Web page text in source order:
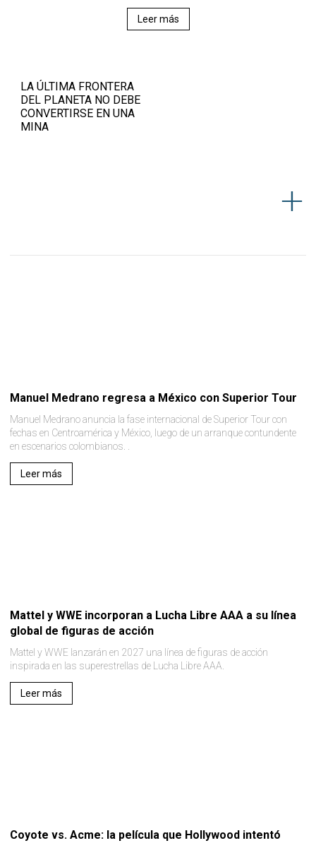
Leer más
LA ÚLTIMA FRONTERA
DEL PLANETA NO DEBE
CONVERTIRSE EN UNA
MINA
Manuel Medrano regresa a México con Superior Tour
Manuel Medrano anuncia la fase internacional de Superior Tour con
fechas en Centroamérica y México, luego de un arranque contundente
en escenarios colombianos. .
Leer más
Mattel y WWE incorporan a Lucha Libre AAA a su línea
global de figuras de acción
Mattel y WWE lanzarán en 2027 una línea de figuras de acción
inspirada en las superestrellas de Lucha Libre AAA.
Leer más
Coyote vs. Acme: la película que Hollywood intentó